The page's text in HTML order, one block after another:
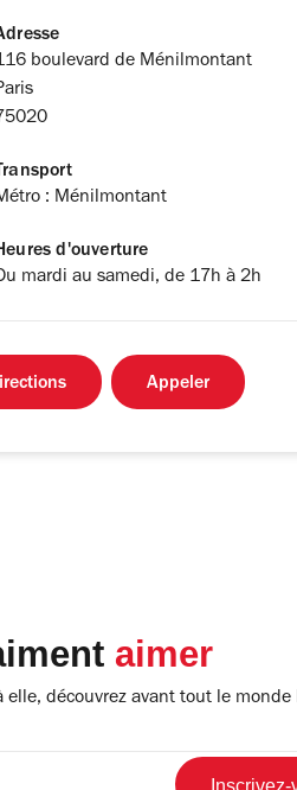
boulevard de Ménilmontant
: Ménilmontant
d'ouverture
mardi au samedi, de 17h à 2h
Appeler
aimer
elle, découvrez avant tout le monde